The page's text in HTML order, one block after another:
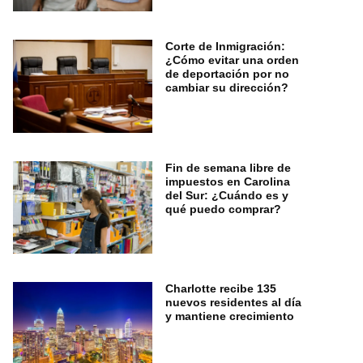
Corte de Inmigración:
¿Cómo evitar una orden
de deportación por no
cambiar su dirección?
Fin de semana libre de
impuestos en Carolina
del Sur: ¿Cuándo es y
qué puedo comprar?
Charlotte recibe 135
nuevos residentes al día
y mantiene crecimiento